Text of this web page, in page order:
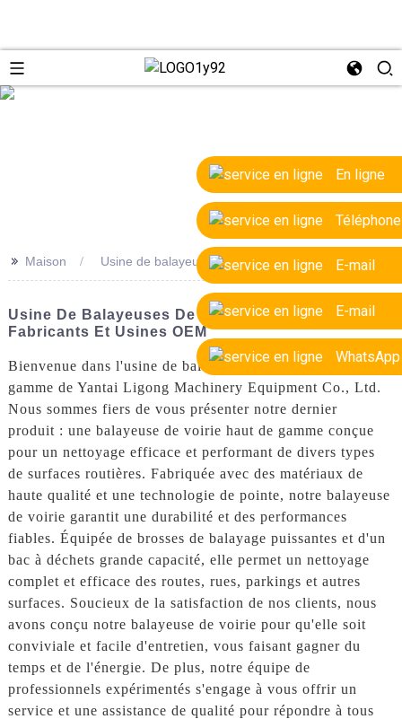
En ligne
Téléphone
E-mail
E-mail
WhatsApp
>> Maison Usine de balayeuses de route de haute qualité
Usine De Balayeuses De Route De Haute Qualité |
Fabricants Et Usines OEM
Bienvenue dans l'usine de balayeuses de voirie haut de
gamme de Yantai Ligong Machinery Equipment Co., Ltd.
Nous sommes fiers de vous présenter notre dernier
produit : une balayeuse de voirie haut de gamme conçue
pour un nettoyage efficace et performant de divers types
de surfaces routières. Fabriquée avec des matériaux de
haute qualité et une technologie de pointe, notre balayeuse
de voirie garantit une durabilité et des performances
fiables. Équipée de brosses de balayage puissantes et d'un
bac à déchets grande capacité, elle permet un nettoyage
complet et efficace des routes, rues, parkings et autres
surfaces. Soucieux de la satisfaction de nos clients, nous
avons conçu notre balayeuse de voirie pour qu'elle soit
conviviale et facile d'entretien, vous faisant gagner du
temps et de l'énergie. De plus, notre équipe de
professionnels expérimentés s'engage à vous offrir un
service et une assistance de qualité pour répondre à tous